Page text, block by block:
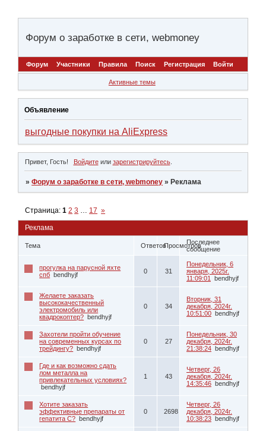
Форум о заработке в сети, webmoney
Форум Участники Правила Поиск Регистрация Войти
Активные темы
Объявление
выгодные покупки на AliExpress
Привет, Гость! Войдитеили зарегистрируйтесь.
»Форум о заработке в сети, webmoney » Реклама
Реклама
Страница:1 2 3 … 17 »
Тема ОтветовПросмотровПоследнее
сообщение
прогулка на парусной яхте
спб bendhyjf 0 31
Понедельник, 6
января, 2025г.
11:09:01
bendhyjf
Желаете заказать
высококачественный
электромобиль или
квадрокоптер? bendhyjf
0 34
Вторник, 31
декабря, 2024г.
10:51:00 bendhyjf
Захотели пройти обучение
на современных курсах по
трейдингу? bendhyjf
0 27
Понедельник, 30
декабря, 2024г.
21:38:24 bendhyjf
Где и как возможно сдать
лом металла на
привлекательных условиях?
bendhyjf
1 43
Четверг, 26
декабря, 2024г.
14:35:46 bendhyjf
Хотите заказать
эффективные препараты от
гепатита С? bendhyjf
0 2698
Четверг, 26
декабря, 2024г.
10:38:23 bendhyjf